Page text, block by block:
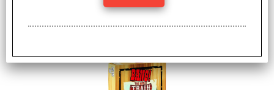
Bang! The Duel:
Renegades - Italiano